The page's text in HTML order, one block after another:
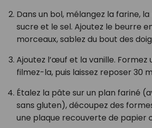
Dans un bol, mélangez la farine,
sucre et le sel. Ajoutez le beurre
morceaux, sablez du bout des
Ajoutez l’œuf et la vanille. Formez
filmez-la, puis laissez reposer 30
Étalez la pâte sur un plan fariné
sans gluten), découpez des
une plaque recouverte de papier